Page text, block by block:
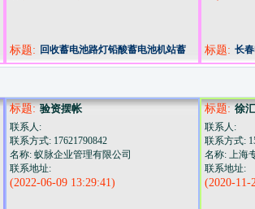
标题: 回收蓄电池路灯铅酸蓄电池机站蓄
电池
标题: 长
金
标题: 验资摆帐
联系人:
联系方式: 17621790842
名称: 蚁脉企业管理有限公司
联系地址:
(2022-06-09 13:29:41)
标题: 徐
联系人:
联系方式:
名称: 上海
联系地址:
(2020-11-